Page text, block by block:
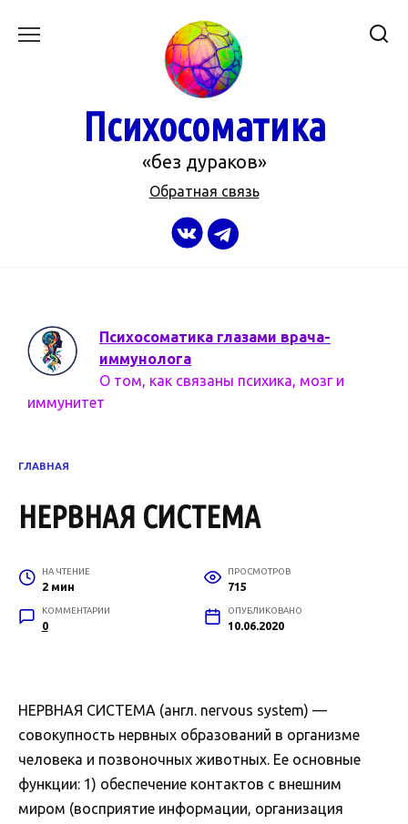
Психосоматика
«без дураков»
Обратная связь
Психосоматика глазами врача-
иммунолога
О том, как связаны психика, мозг и
иммунитет
ГЛАВНАЯ
НЕРВНАЯ СИСТЕМА
НА ЧТЕНИЕ
2 мин
ПРОСМОТРОВ
715
КОММЕНТАРИИ
0
ОПУБЛИКОВАНО
10.06.2020
НЕРВНАЯ СИСТЕМА (англ. nervous system) —
совокупность нервных образований в организме
человека и позвоночных животных. Ее основные
функции: 1) обеспечение контактов с внешним
миром (восприятие информации, организация